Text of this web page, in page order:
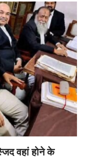
वहां होने के